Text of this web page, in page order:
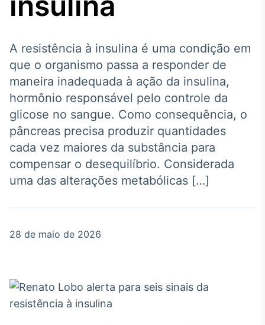
Broadcast
Político
Os bastidores da
política em tempo
real
Broadcast
O setor de
A resistência à insulina é uma condição em
que o organismo passa a responder de
maneira inadequada à ação da insulina,
hormônio responsável pelo controle da
glicose no sangue. Como consequência, o
pâncreas precisa produzir quantidades
cada vez maiores da substância para
compensar o desequilíbrio. Considerada
uma das alterações metabólicas […]
28 de maio de 2026